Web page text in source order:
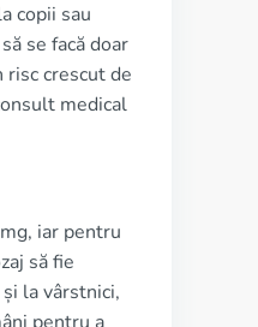
copii sau
se facă doar
risc crescut de
medical
iar pentru
să fie
la vârstnici,